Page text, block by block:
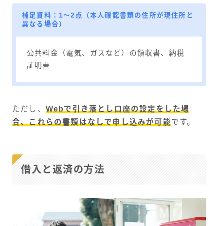
補足資料：1～2点（本人確認書類の住所が現住所と
異なる場合）
公共料金（電気、ガスなど）の領収書、納税
証明書
ただし、 Webで引き落とし口座の設定をした場
合、これらの書類はなしで申し込みが可能です。
借入と返済の方法